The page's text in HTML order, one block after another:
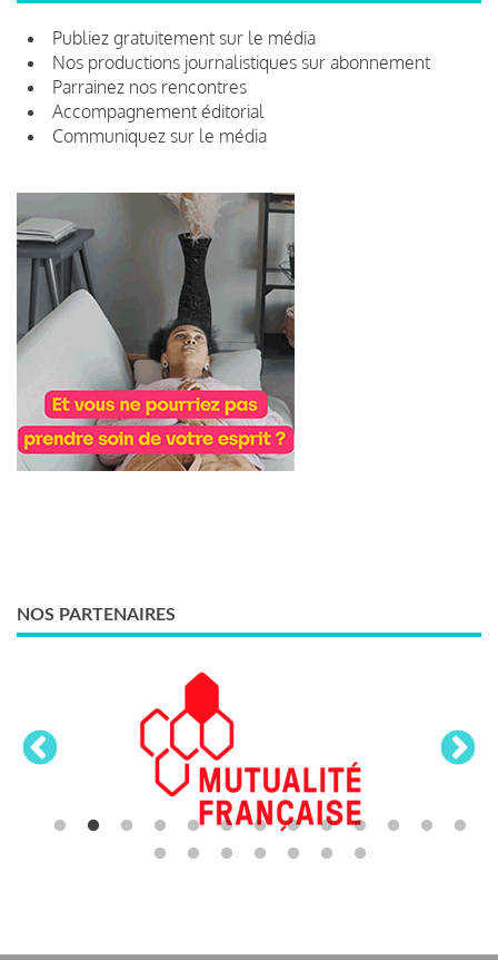
Publiez gratuitement sur le média
Nos productions journalistiques sur abonnement
Parrainez nos rencontres
Accompagnement éditorial
Communiquez sur le média
NOS PARTENAIRES